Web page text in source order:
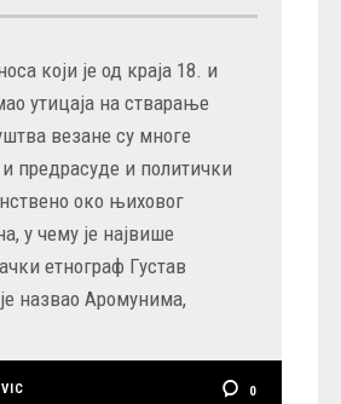
који је од краја 18. и
утицаја на стварање
везане су многе
предрасуде и политички
око њиховог
у чему је највише
етнограф Густав
назвао Аромунима,
0